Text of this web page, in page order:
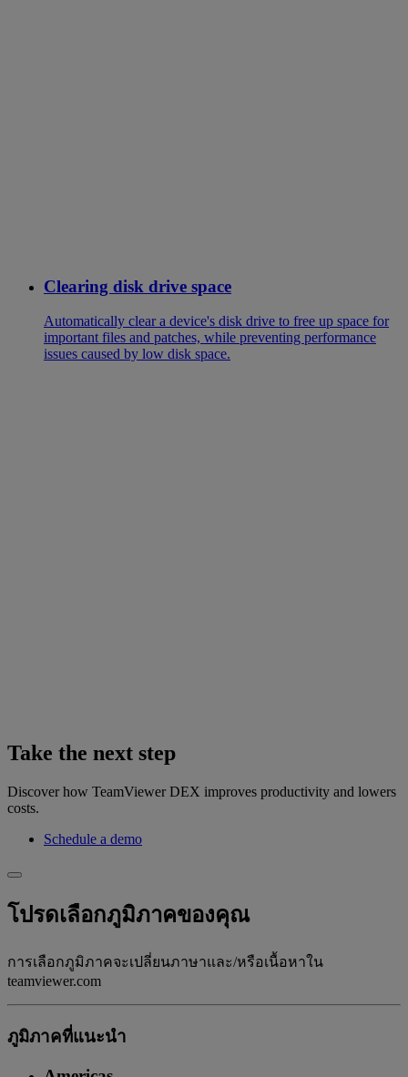
Clearing disk drive space
Automatically clear a device's disk drive to free up space for
important files and patches, while preventing performance
issues caused by low disk space.
Take the next step
Discover how TeamViewer DEX improves productivity and lowers
costs.
Schedule a demo
โปรดเลือกภูมิภาคของคุณ
การเลือกภูมิภาคจะเปลี่ยนภาษาและ/หรือเนื้อหาใน
teamviewer.com
ภูมิภาคที่แนะนํา